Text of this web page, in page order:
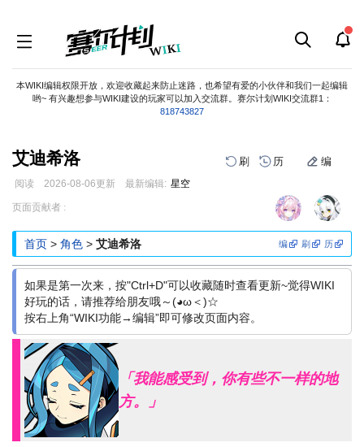
本WIKI编辑权限开放，欢迎收藏起来防止迷路，也希望有爱的小伙伴和我们一起编辑
哟~ 有兴趣想参与WIKI建设的玩家可以加入交流群。赛尔计划WIKI交流群1：
818743827
艾迪希洛 刷 历 编
阅读 2026-08-06更新 最新编辑: 星空
跳
导
跳
搜
页面贡献者 :
编 刷 历
首页 > 角色 > 艾迪希洛
如果是第一次来，按"Ctrl+D"可以收藏随时查看更新~觉得WIKI
好玩的话，请推荐给朋友哦～(◕ω＜)☆
按右上角“WIKI功能→编辑”即可修改页面内容。
「我能感受到，你有些不一样的地
方。」